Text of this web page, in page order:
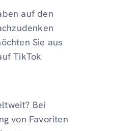
auf den
Sie aus
TikTok
Bei
von Favoriten